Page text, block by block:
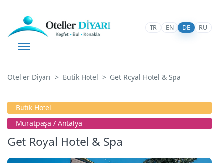
TR EN DE RU
Oteller Diyarı Butik Hotel Get Royal Hotel & Spa
Butik Hotel
Muratpaşa / Antalya
Get Royal Hotel & Spa